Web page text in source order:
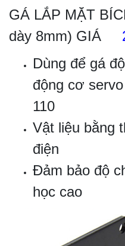
GÁ LẮP MẶT
dày 8mm) GIÁ
Dùng để gá
động cơ
110
Vật liệu bằng
điện
Đảm bảo độ
học cao